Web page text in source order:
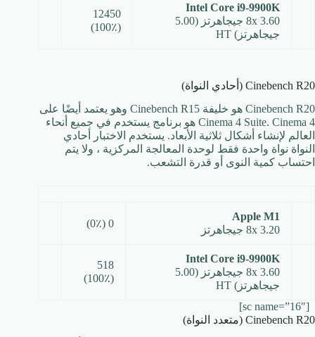
Intel Core i9-9900K
8x 3.60 جيجاهرتز (5.00
جيجاهرتز) HT
12450
(100٪)
Cinebench R20 (أحادي النواة)
Cinebench R20 هو خليفة Cinebench R15 وهو يعتمد أيضًا على
Cinema 4 Suite. Cinema 4 هو برنامج يستخدم في جميع أنحاء
العالم لإنشاء أشكال ثلاثية الأبعاد. يستخدم الاختبار أحادي
النواة نواة واحدة فقط لوحدة المعالجة المركزية ، ولا يتم
احتساب كمية النوى أو قدرة التشعب.
Apple M1
8x 3.20 جيجاهرتز
0 (0٪)
Intel Core i9-9900K
8x 3.60 جيجاهرتز (5.00
جيجاهرتز) HT
518
(100٪)
[sc name=”16″]
Cinebench R20 (متعدد النواة)